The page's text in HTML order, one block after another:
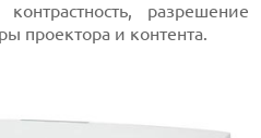
разрешение
проектора и контента.